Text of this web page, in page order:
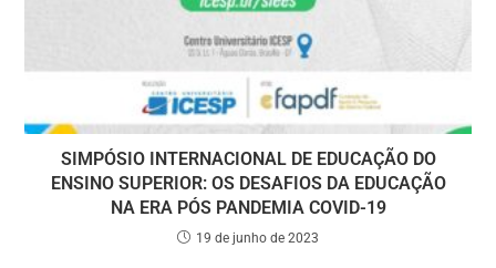
SIMPÓSIO INTERNACIONAL DE EDUCAÇÃO DO
ENSINO SUPERIOR: OS DESAFIOS DA EDUCAÇÃO
NA ERA PÓS PANDEMIA COVID-19
19 de junho de 2023